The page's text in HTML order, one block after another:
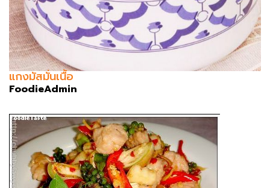
แกงมัสมั่นเนื้อ
FoodieAdmin